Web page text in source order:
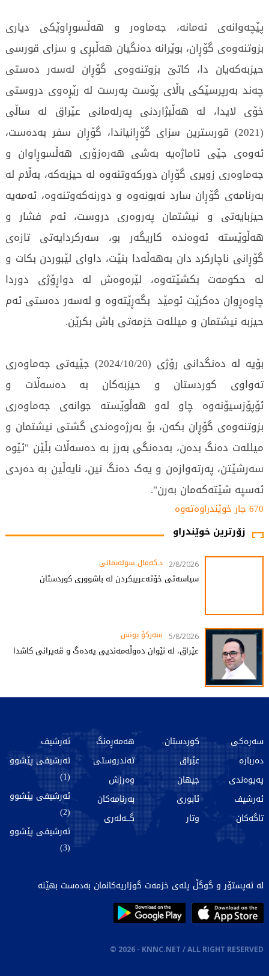
پێچەوانەی ئەمانە، جەماوەر و هەڵسوڕاوێکی دیاری
بزوتنەوەی گۆڕان، بوێرانە دەنگیان هەڵبڕی و سزای قورسی
حیزبەکەیان دا، کاتێ بزوتنەوەی گۆڕان لەسەر دەستی
چەند بەرپرسێکی باڵای پۆست پەرست لە رێڕەوی دروستی
خۆی لایدا، لە هەڵبژاردنی پەرلەمانی عێراق لە ساڵی
(2021) قورسترین سزای گۆڕانیاندا، گۆڕان سفر بەدەست،
ئەوەی جێی ئاماژەیە بەشی هەرەزۆری هەڵسوڕاوان و
جەماوەری زویری گۆڕان دورکەوتنەوە لە حیزبەکە، بەڵام لە
بەرنامەی گۆڕان سارد نەبونەوە و دورنەکەوتنەوە، ئەمەیە
حیزبایەتی و نیشتمان پەروەری دروست، ئەم فشار و
هەڵوێستە ئەوەندە کاریگەر بو، سەرکردایەتی تازەی
گۆڕانی ناچارکرد دان بەهەڵەدا بنێت، داوای لێبوردن بکات و
لە حکومەت بکشێتەوە، لێرەوەش لە دواڕۆژی دوردا
چاوەڕوان دەکرێت ئومێد بگەڕێتەوە و لەسەر دەستی ئەم
حیزبە نیشتمان و میللەت خزمەتی باش بکرێن.
بۆیە لە دەنگدانی رۆژی (2024/10/20) جێیەتی جەماوەری
تەواوی کوردستان و حیزبەکان بە دەسەڵات و
ئۆپۆزسیۆنەوە چاو لەو هەڵوێستە جوانەی جەماوەری
بزوتنەوەی گۆڕان بکەن، بۆ بەرژەوەندی گشتی نیشتمان و
میللەت دەنگ بدەن، بەدەنگی بەرز بە دەسەڵات بڵێن "ئێوە
سەرشێتن، پەرتەوازەن و یەک دەنگ نین، نایەڵین بە دەردی
ئەسپە شێتەکەمان بەرن".
670 جار خوێندراوەتەوە
زۆرترین خوێندراو
2/8/2026 د.کەمال سولەیمانی
سیاسەتی خۆتەعریبکردن لە باشووری کوردستان
5/8/2026 سەرکۆ یونس
عێراق، لە نێوان دەوڵەمەندیی یەدەگ و قەیرانی کاشدا
سەرەکی
دەربارە
پەیوەندی
ئەرشیف
تاگەکان
کوردستان
عێراق
جیهان
ئابوری
وتار
هەمەڕەنگ
تەندروستی
وەرزش
بەرنامەکان
گـــەلەری
ئەرشیف
ئەرشیفی پێشوو
(1)
ئەرشیفی پێشوو
(2)
ئەرشیفی پێشوو
(3)
لە ئەپستۆر و گوگڵ پلەی خزمەت گوزاریەکانمان بەدەست بهێنە
© 2026 - KNNC.NET / ALL RIGHT RESERVED